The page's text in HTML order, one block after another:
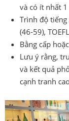
và có ít nhất
Trình độ tiếng
(46-59),
Bằng cấp
Lưu ý rằng,
và kết quả
cạnh tranh